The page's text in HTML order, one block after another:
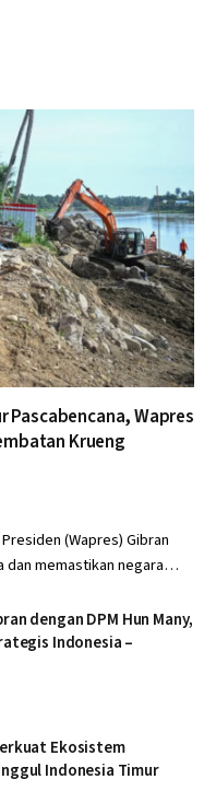
Wapres
Krueng
(Wapres) Gibran
dan memastikan negara…
dengan DPM Hun Many,
Indonesia –
Ekosistem
Indonesia Timur